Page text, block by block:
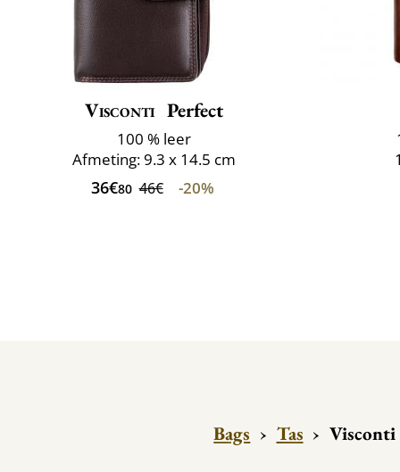
Visconti Perfect
100 % leer
Afmeting: 9.3 x 14.5 cm
36€80 46€ -20%
Bags › Tas › Visconti